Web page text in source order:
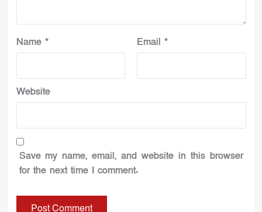
Name * Email *
Website
Save my name, email, and website in this browser
for the next time I comment.